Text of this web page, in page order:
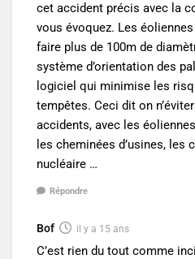
cet accident précis avec la
vous évoquez. Les
faire plus de 100m de
système d’orientation des
logiciel qui minimise les
tempêtes. Ceci dit on
accidents, avec les
les cheminées d’usines,
nucléaire …
Répondre
Bof il y a 15 ans
C’est rien du tout comme